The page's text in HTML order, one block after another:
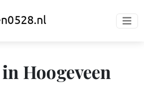
Hoogeveen